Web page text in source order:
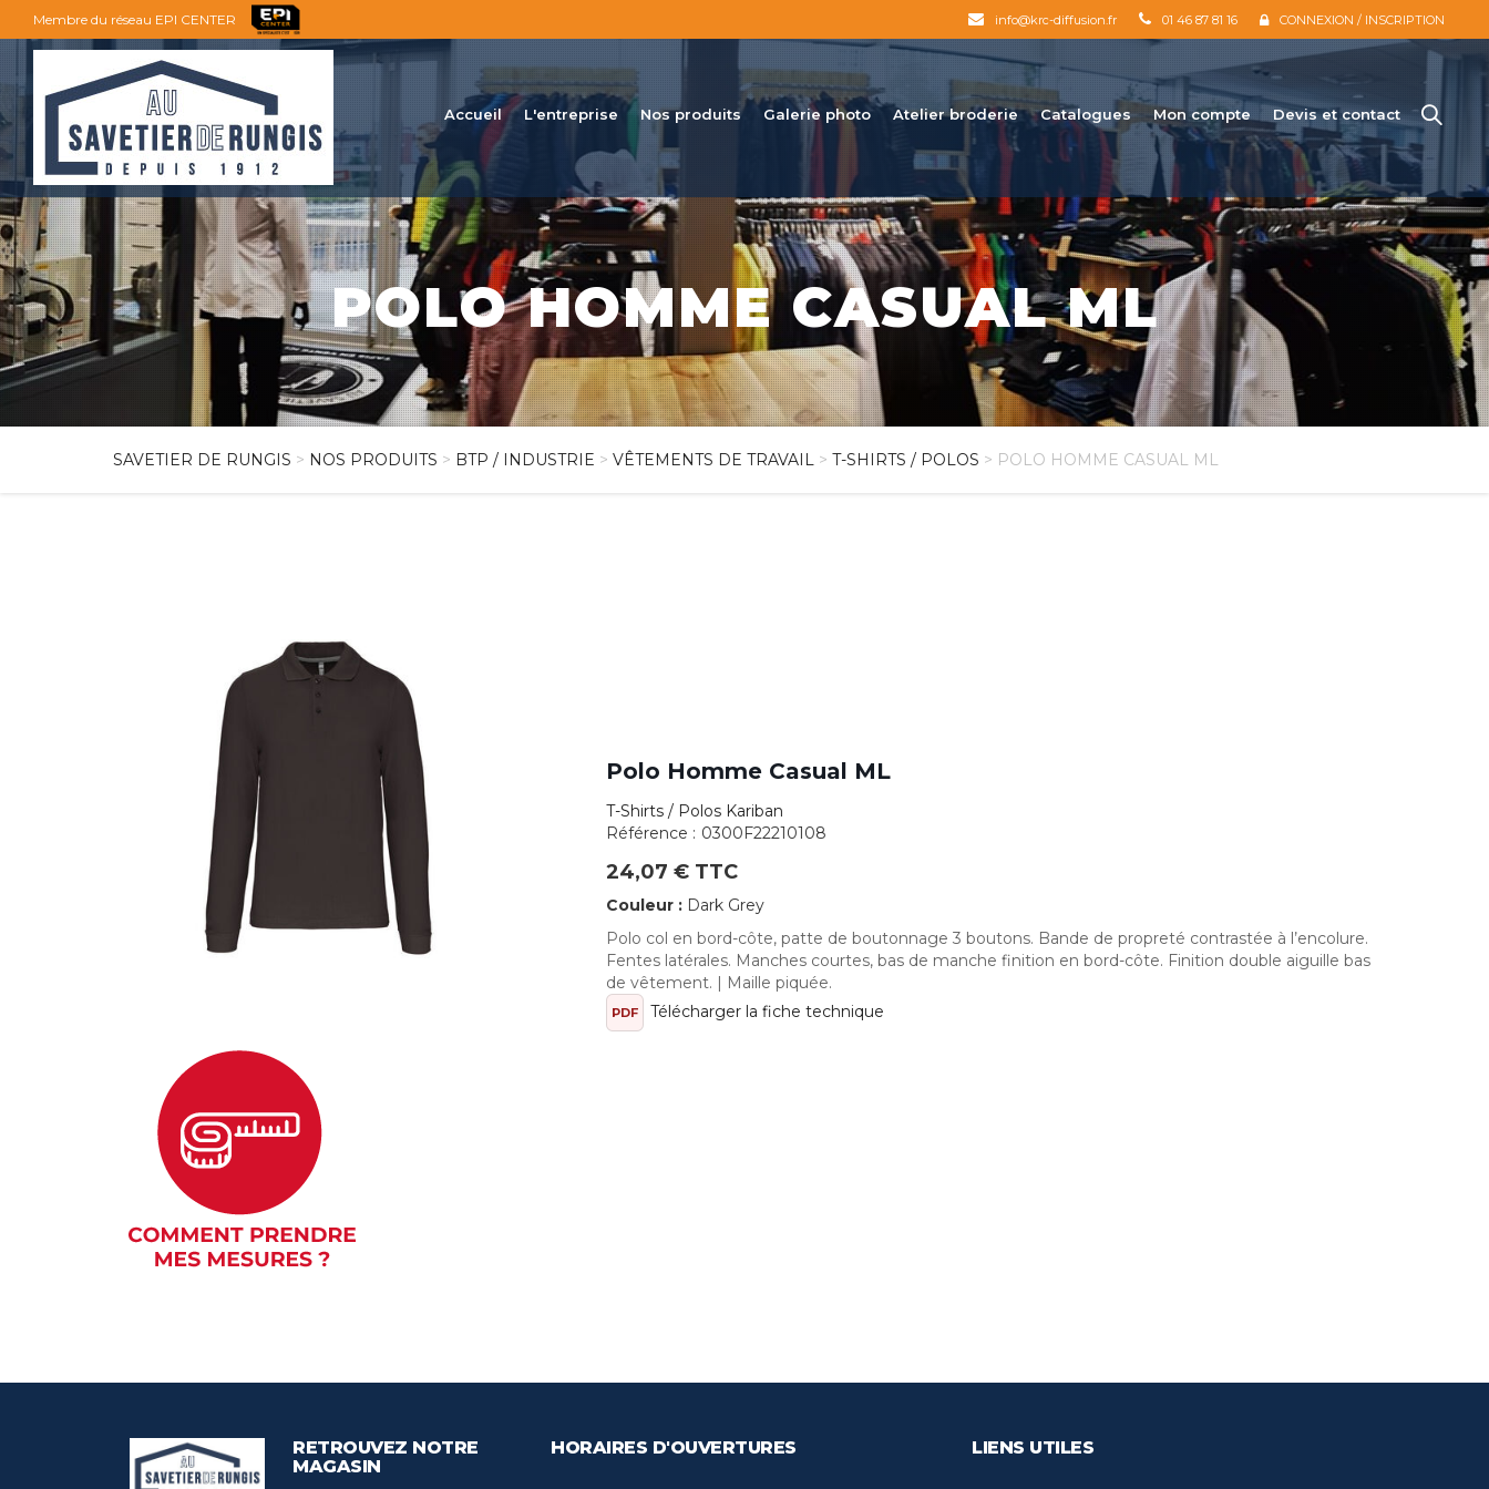
Membre du réseau EPI CENTER info@krc-diffusion.fr 01 46 87 81 16 CONNEXION / INSCRIPTION
Accueil L'entreprise Nos produits Galerie photo Atelier broderie Catalogues Mon compte Devis et contact
POLO HOMME CASUAL ML
SAVETIER DE RUNGIS > NOS PRODUITS > BTP / INDUSTRIE > VÊTEMENTS DE TRAVAIL > T-SHIRTS / POLOS > POLO HOMME CASUAL ML
Polo Homme Casual ML
T-Shirts / Polos Kariban
Référence : 0300F22210108
24,07 € TTC
Couleur : Dark Grey
Polo col en bord-côte, patte de boutonnage 3 boutons. Bande de propreté contrastée à l’encolure.
Fentes latérales. Manches courtes, bas de manche finition en bord-côte. Finition double aiguille bas
de vêtement. | Maille piquée.
PDF Télécharger la fiche technique
RETROUVEZ NOTRE
MAGASIN
HORAIRES D'OUVERTURES LIENS UTILES